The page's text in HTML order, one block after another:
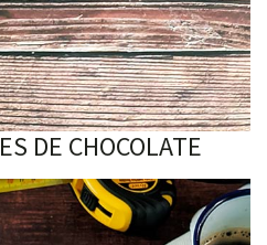
DE CHOCOLATE